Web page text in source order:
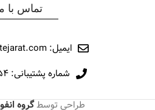
تماس با
ایمیل: info@zamantejarat.com
شماره پشتیبانی: ۰۲۱۸۶۰۷۱۳۵۴
طراحی توسطگروه